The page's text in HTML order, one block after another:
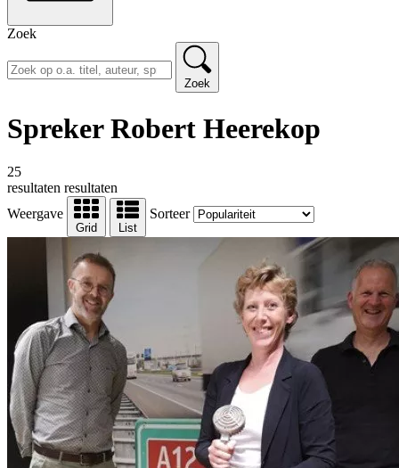
Zoek
Zoek
Spreker Robert Heerekop
25
resultaten resultaten
Weergave
Grid List
Sorteer